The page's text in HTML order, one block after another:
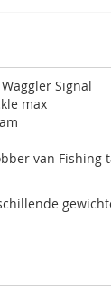
Signal
max
van Fishing